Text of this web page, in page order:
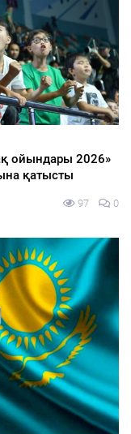
ойындары 2026»
қатысты
97 0